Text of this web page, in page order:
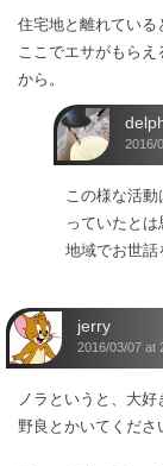
住宅地と離れている
ここでエサがもら
から。
2016/
この様な活
っていたとは
地域でお世話
jerry
2016/03/07 at
ノラというと、大
野良とかいてくださ